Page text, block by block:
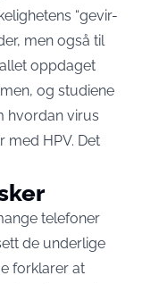
“gevir-
men også til
oppdaget
og studiene
hvordan virus
med HPV. Det
telefoner
de underlige
forklarer at